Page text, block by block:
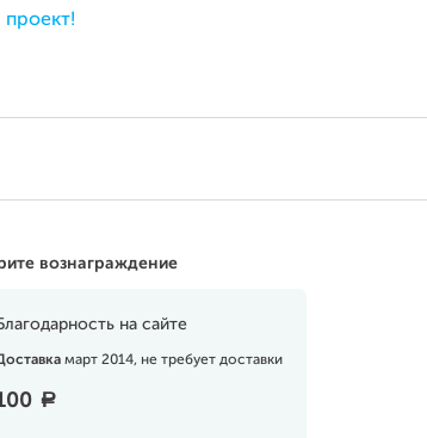
проект!
вознаграждение
на сайте
март 2014, не требует доставки
a